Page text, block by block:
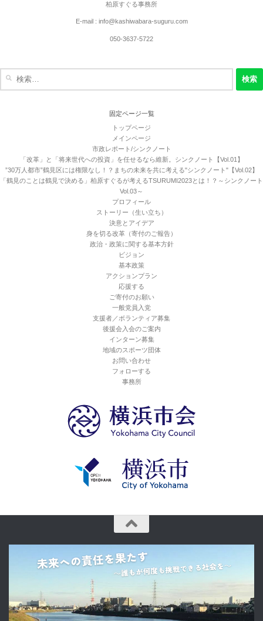
柏原すぐる事務所
E-mail : info@kashiwabara-suguru.com
050-3637-5722
固定ページ一覧
トップページ
メインページ
市政レポート/シンクノート
「改革」と「将来世代への投資」を任せるなら維新。シンクノート【Vol.01】
”30万人都市”鶴見区には権限なし！？まちの未来を共に考える"シンクノート"【Vol.02】
「鶴見のことは鶴見で決める」柏原すぐるが考えるTSURUMI2023とは！？～シンクノート
Vol.03～
プロフィール
ストーリー（生い立ち）
決意とアイデア
身を切る改革（寄付のご報告）
政治・政策に関する基本方針
ビジョン
基本政策
アクションプラン
応援する
ご寄付のお願い
一般党員入党
支援者／ボランティア募集
後援会入会のご案内
インターン募集
地域のスポーツ団体
お問い合わせ
フォローする
事務所